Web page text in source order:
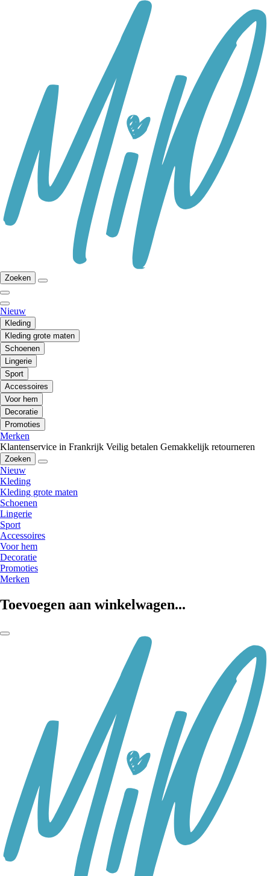
Zoeken
Nieuw
Kleding
Kleding grote maten
Schoenen
Lingerie
Sport
Accessoires
Voor hem
Decoratie
Promoties
Merken
Klantenservice in Frankrijk Veilig betalen Gemakkelijk retourneren
Zoeken
Nieuw
Kleding
Kleding grote maten
Schoenen
Lingerie
Sport
Accessoires
Voor hem
Decoratie
Promoties
Merken
Toevoegen aan winkelwagen...